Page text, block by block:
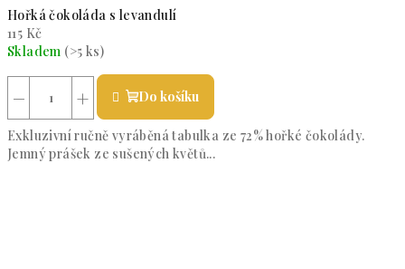
Hořká čokoláda s levandulí
115 Kč
Skladem (>5 ks)
+
− Do košíku
Exkluzivní ručně vyráběná tabulka ze 72% hořké čokolády.
Jemný prášek ze sušených květů...